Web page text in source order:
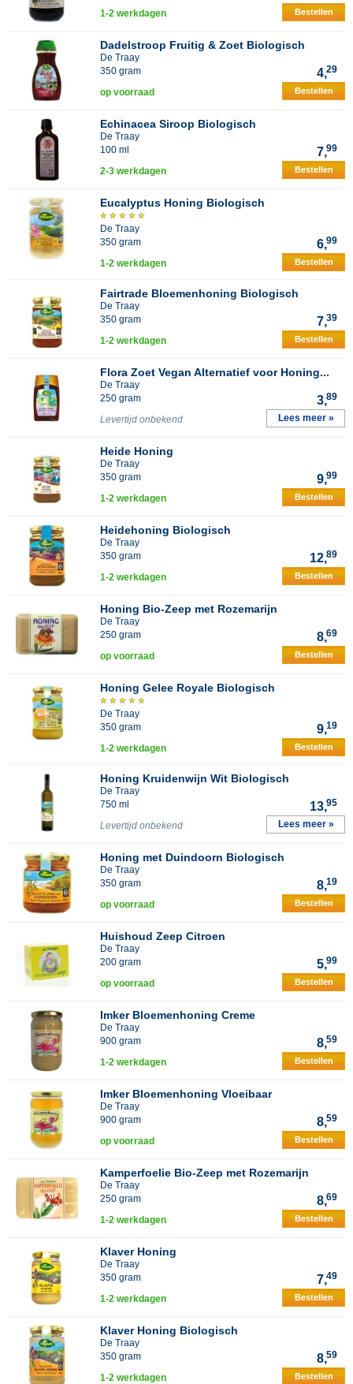
1-2 werkdagen Bestellen
Dadelstroop Fruitig & Zoet Biologisch
De Traay
350 gram
4,29
op voorraad Bestellen
Echinacea Siroop Biologisch
De Traay
100 ml
7,99
2-3 werkdagen Bestellen
Eucalyptus Honing Biologisch
De Traay
350 gram
6,99
1-2 werkdagen Bestellen
Fairtrade Bloemenhoning Biologisch
De Traay
350 gram
7,39
1-2 werkdagen Bestellen
Flora Zoet Vegan Alternatief voor Honing...
De Traay
250 gram
3,89
Levertijd onbekend Lees meer »
Heide Honing
De Traay
350 gram
9,99
1-2 werkdagen Bestellen
Heidehoning Biologisch
De Traay
350 gram
12,89
1-2 werkdagen Bestellen
Honing Bio-Zeep met Rozemarijn
De Traay
250 gram
8,69
op voorraad Bestellen
Honing Gelee Royale Biologisch
De Traay
350 gram
9,19
1-2 werkdagen Bestellen
Honing Kruidenwijn Wit Biologisch
De Traay
750 ml
13,95
Levertijd onbekend Lees meer »
Honing met Duindoorn Biologisch
De Traay
350 gram
8,19
op voorraad Bestellen
Huishoud Zeep Citroen
De Traay
200 gram
5,99
op voorraad Bestellen
Imker Bloemenhoning Creme
De Traay
900 gram
8,59
1-2 werkdagen Bestellen
Imker Bloemenhoning Vloeibaar
De Traay
900 gram
8,59
op voorraad Bestellen
Kamperfoelie Bio-Zeep met Rozemarijn
De Traay
250 gram
8,69
1-2 werkdagen Bestellen
Klaver Honing
De Traay
350 gram
7,49
1-2 werkdagen Bestellen
Klaver Honing Biologisch
De Traay
350 gram
8,59
1-2 werkdagen Bestellen